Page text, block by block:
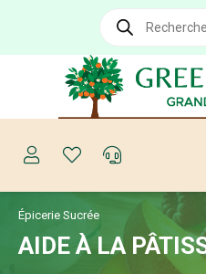
Recherche
produits
Épicerie Sucrée
AIDE À LA